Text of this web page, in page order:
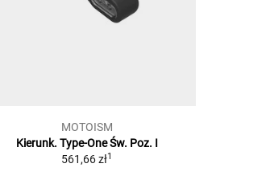
MOTOISM
Kierunk. Type-One Św. Poz. I
561,66 zł1